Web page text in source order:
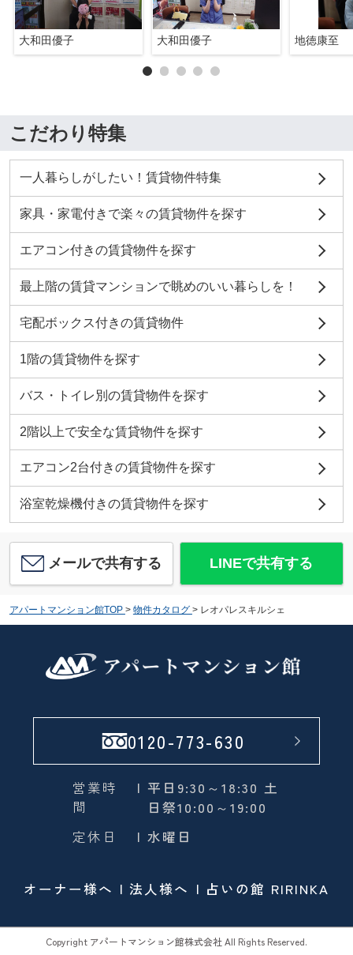
大和田優子 大和田優子 地徳康至
こだわり特集
一人暮らしがしたい！賃貸物件特集
家具・家電付きで楽々の賃貸物件を探す
エアコン付きの賃貸物件を探す
最上階の賃貸マンションで眺めのいい暮らしを！
宅配ボックス付きの賃貸物件
1階の賃貸物件を探す
バス・トイレ別の賃貸物件を探す
2階以上で安全な賃貸物件を探す
エアコン2台付きの賃貸物件を探す
浴室乾燥機付きの賃貸物件を探す
メールで共有する LINEで共有する
アパートマンション館TOP > 物件カタログ > レオパレスキルシェ
0120-773-630
営業時
間
| 平日9:30～18:30 土
日祭10:00～19:00
定休日
| 水曜日
オーナー様へ 法人様へ 占いの館 RIRINKA
Copyright アパートマンション館株式会社 All Rights Reserved.